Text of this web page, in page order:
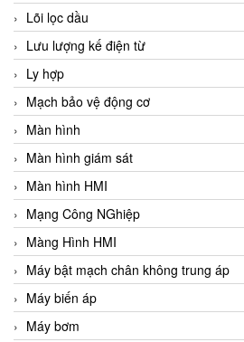
Lõi lọc dầu
Lưu lượng kế điện từ
Ly hợp
Mạch bảo vệ động cơ
Màn hình
Màn hình giám sát
Màn hình HMI
Mạng Công NGhiệp
Màng Hình HMI
Máy bật mạch chân không trung áp
Máy biến áp
Máy bơm